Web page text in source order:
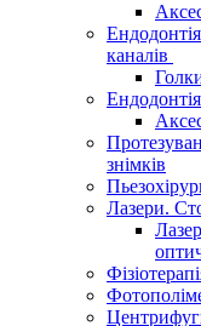
каналів
знімків
Лазери.